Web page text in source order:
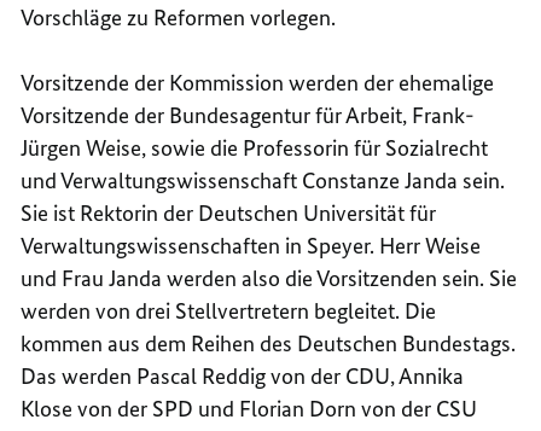
Vorschläge zu Reformen vorlegen.
Vorsitzende der Kommission werden der ehemalige
Vorsitzende der Bundesagentur für Arbeit, Frank-
Jürgen Weise, sowie die Professorin für Sozialrecht
und Verwaltungswissenschaft Constanze Janda sein.
Sie ist Rektorin der Deutschen Universität für
Verwaltungswissenschaften in Speyer. Herr Weise
und Frau Janda werden also die Vorsitzenden sein. Sie
werden von drei Stellvertretern begleitet. Die
kommen aus dem Reihen des Deutschen Bundestags.
Das werden Pascal Reddig von der CDU, Annika
Klose von der SPD und Florian Dorn von der CSU